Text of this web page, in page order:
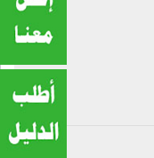
- محمود
قانونى